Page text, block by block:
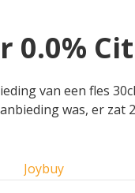
0.0%
van een fles
was, er zat
Joybuy